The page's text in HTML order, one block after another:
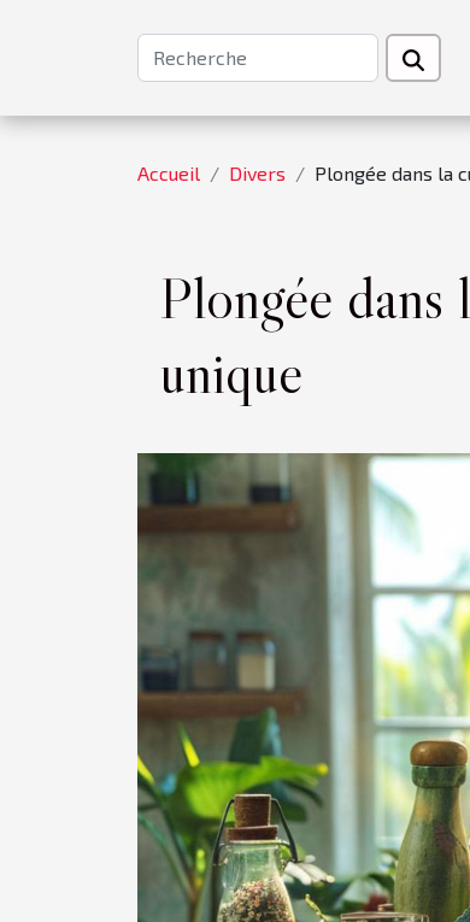
Accueil Divers Plongée dans la
Plongée
unique